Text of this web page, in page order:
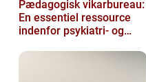
Pædagogisk vikarbureau:
En essentiel ressource
indenfor psykiatri- og